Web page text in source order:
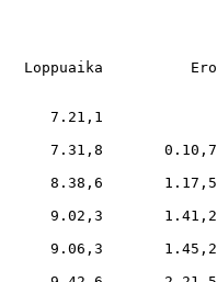
Ero
7.21,1
7.31,8       0.10,7
8.38,6       1.17,5
9.02,3       1.41,2
9.06,3       1.45,2